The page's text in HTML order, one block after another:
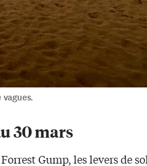
30 mars
Gump, les levers de